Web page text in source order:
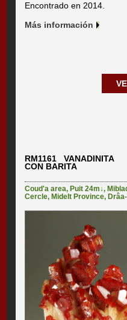
Encontrado en 2014.
Más información
RM1161 VANADINITA
CON BARITA
Coud'a area, Puit 24m↓,
Cercle, Midelt Province,